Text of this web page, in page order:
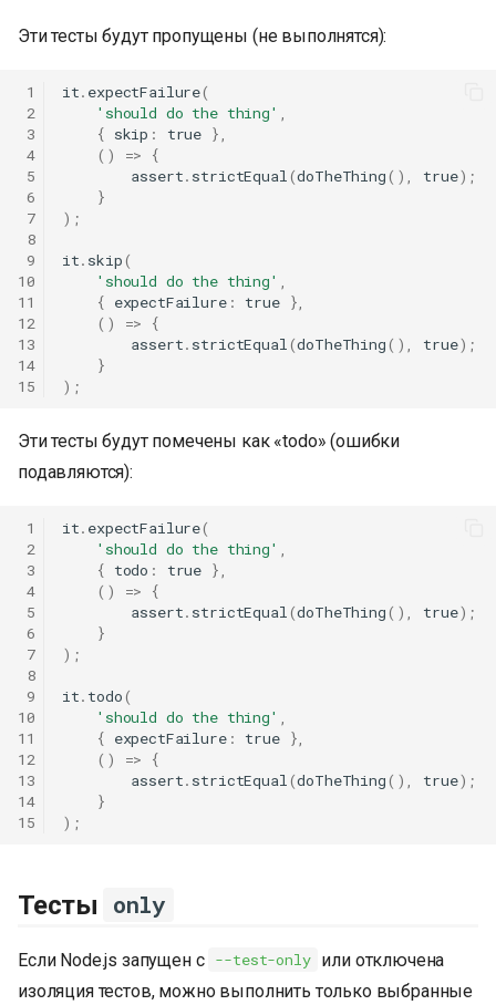
Эти тесты будут пропущены (не выполнятся):
1
2
3
4
5
6
7
8
9
10
11
12
13
14
15
it. expectFailure(
'should do the thing' ,
{ skip : true },
()
=>
{
assert. strictEqual(doTheThing(), true);
}
);
it. skip(
'should do the thing' ,
{ expectFailure: true },
()
=>
{
assert. strictEqual(doTheThing(), true);
}
);
Эти тесты будут помечены как «todo» (ошибки
подавляются):
1
2
3
4
5
6
7
8
9
10
11
12
13
14
15
it. expectFailure(
'should do the thing' ,
{ todo : true },
()
=>
{
assert. strictEqual(doTheThing(), true);
}
);
it. todo(
'should do the thing' ,
{ expectFailure: true },
()
=>
{
assert. strictEqual(doTheThing(), true);
}
);
Тесты only
Если Node.js запущен с --test-only или отключена
изоляция тестов, можно выполнить только выбранные